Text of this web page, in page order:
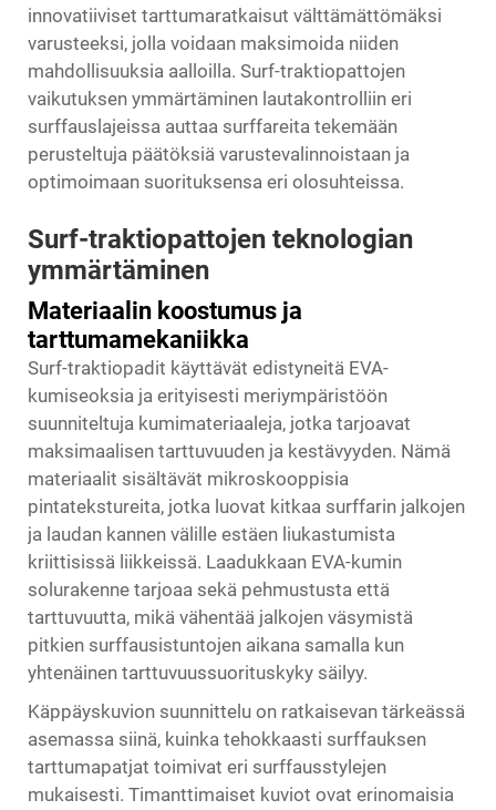
innovatiiviset tarttumaratkaisut välttämättömäksi
varusteeksi, jolla voidaan maksimoida niiden
mahdollisuuksia aalloilla. Surf-traktiopattojen
vaikutuksen ymmärtäminen lautakontrolliin eri
surffauslajeissa auttaa surffareita tekemään
perusteltuja päätöksiä varustevalinnoistaan ja
optimoimaan suorituksensa eri olosuhteissa.
Surf-traktiopattojen teknologian
ymmärtäminen
Materiaalin koostumus ja
tarttumamekaniikka
Surf-traktiopadit käyttävät edistyneitä EVA-
kumiseoksia ja erityisesti meriympäristöön
suunniteltuja kumimateriaaleja, jotka tarjoavat
maksimaalisen tarttuvuuden ja kestävyyden. Nämä
materiaalit sisältävät mikroskooppisia
pintatekstureita, jotka luovat kitkaa surffarin jalkojen
ja laudan kannen välille estäen liukastumista
kriittisissä liikkeissä. Laadukkaan EVA-kumin
solurakenne tarjoaa sekä pehmustusta että
tarttuvuutta, mikä vähentää jalkojen väsymistä
pitkien surffausistuntojen aikana samalla kun
yhtenäinen tarttuvuussuorituskyky säilyy.
Käppäyskuvion suunnittelu on ratkaisevan tärkeässä
asemassa siinä, kuinka tehokkaasti surffauksen
tarttumapatjat toimivat eri surffausstylejen
mukaisesti. Timanttimaiset kuviot ovat erinomaisia